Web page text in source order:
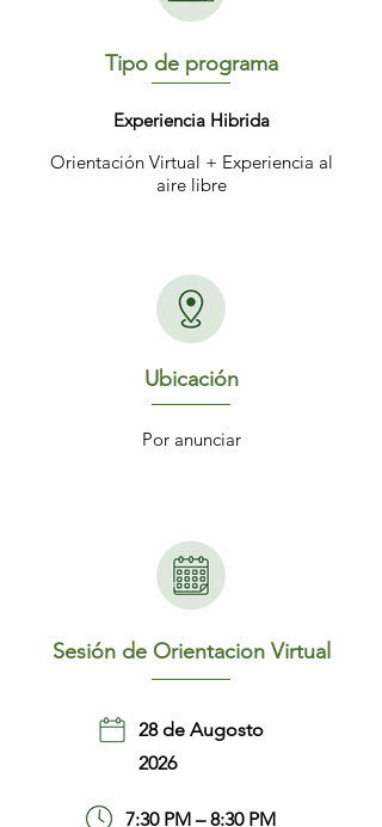
Tipo de programa
Experiencia Hibrida
Orientación Virtual + Experiencia al
aire libre
Ubicación
Por anunciar
Sesión de Orientacion Virtual
28 de Augosto
2026
7:30 PM – 8:30 PM